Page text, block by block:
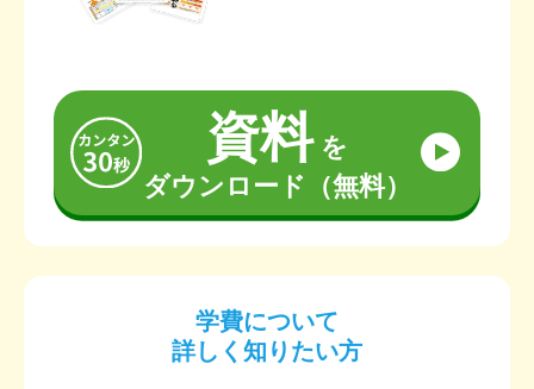
資料を
ダウンロード（無料）
学費について
詳しく知りたい方